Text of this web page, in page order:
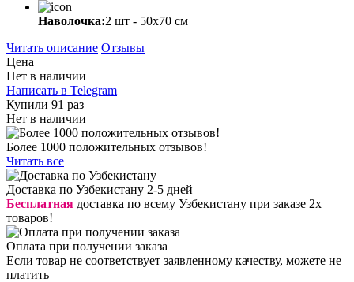
Наволочка:2 шт - 50x70 см
Читать описание Отзывы
Цена
Нет в наличии
Написать в Telegram
Купили 91 раз
Нет в наличии
Более 1000 положительных отзывов!
Читать все
Доставка по Узбекистану 2-5 дней
Бесплатная доставка по всему Узбекистану при заказе 2х
товаров!
Оплата при получении заказа
Если товар не соответствует заявленному качеству, можете не
платить